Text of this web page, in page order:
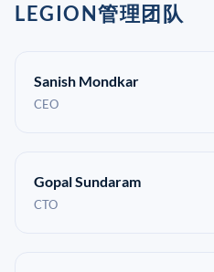
LEGION管理团队
Sanish Mondkar
CEO
Gopal Sundaram
CTO